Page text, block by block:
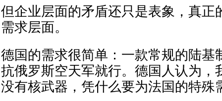
但企业层面的矛盾还只是表象，真正
需求层面。
德国的需求很简单：一款常规的陆基
抗俄罗斯空天军就行。德国人认为，
没有核武器，凭什么要为法国的特殊